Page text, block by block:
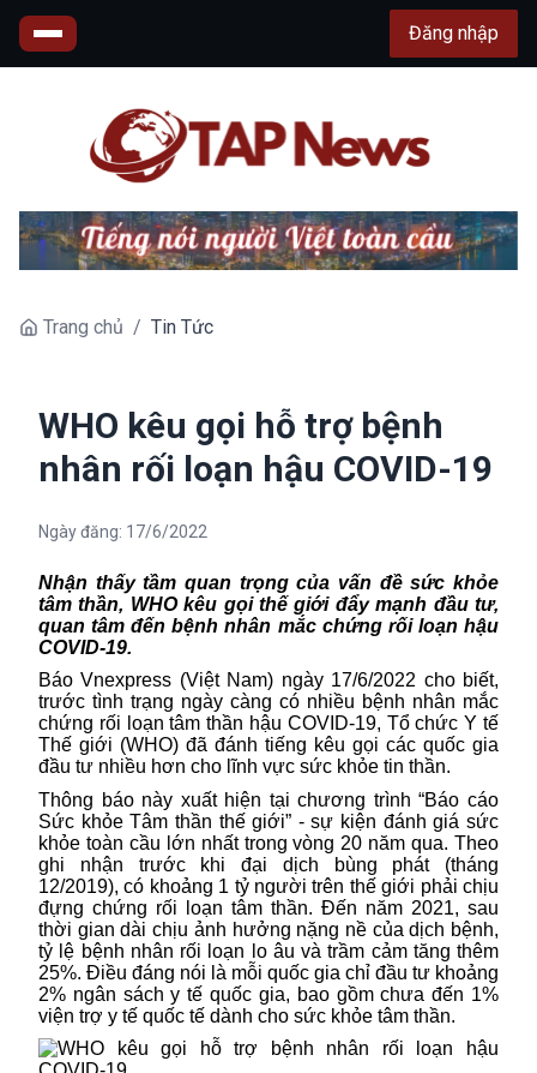
Đăng nhập
Trang chủ / Tin Tức
WHO kêu gọi hỗ trợ bệnh
nhân rối loạn hậu COVID-19
Ngày đăng: 17/6/2022
Nhận thấy tầm quan trọng của vấn đề sức khỏe
tâm thần, WHO kêu gọi thế giới đẩy mạnh đầu tư,
quan tâm đến bệnh nhân mắc chứng rối loạn hậu
COVID-19.
Báo Vnexpress (Việt Nam) ngày 17/6/2022 cho biết,
trước tình trạng ngày càng có nhiều bệnh nhân mắc
chứng rối loạn tâm thần hậu COVID-19, Tổ chức Y tế
Thế giới (WHO) đã đánh tiếng kêu gọi các quốc gia
đầu tư nhiều hơn cho lĩnh vực sức khỏe tin thần.
Thông báo này xuất hiện tại chương trình “Báo cáo
Sức khỏe Tâm thần thế giới” - sự kiện đánh giá sức
khỏe toàn cầu lớn nhất trong vòng 20 năm qua. Theo
ghi nhận trước khi đại dịch bùng phát (tháng
12/2019), có khoảng 1 tỷ người trên thế giới phải chịu
đựng chứng rối loạn tâm thần. Đến năm 2021, sau
thời gian dài chịu ảnh hưởng nặng nề của dịch bệnh,
tỷ lệ bệnh nhân rối loạn lo âu và trầm cảm tăng thêm
25%. Điều đáng nói là mỗi quốc gia chỉ đầu tư khoảng
2% ngân sách y tế quốc gia, bao gồm chưa đến 1%
viện trợ y tế quốc tế dành cho sức khỏe tâm thần.